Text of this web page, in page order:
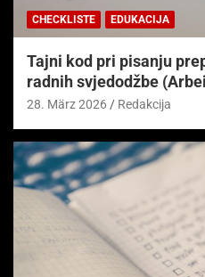
CHECKLISTE EDUKACIJA
Tajni kod pri pisanju
radnih svjedodžbe
28. März 2026 Redakcija